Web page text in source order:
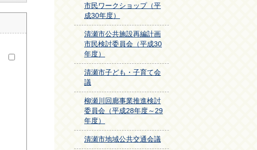
市民ワークショップ（平
成30年度）
清瀬市公共施設再編計画
市民検討委員会（平成30
年度）
清瀬市子ども・子育て会
議
柳瀬川回廊事業推進検討
委員会（平成28年度～29
年度）
清瀬市地域公共交通会議